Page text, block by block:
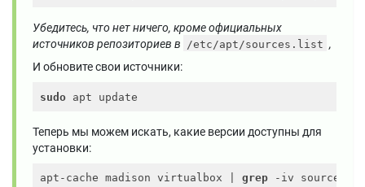
Убедитесь, что нет ничего, кроме официальных
источников репозиториев в /etc/apt/sources.list ,
И обновите свои источники:
sudo
Теперь мы можем искать, какие версии доступны для
установки:
apt-cache madison virtualbox | grep